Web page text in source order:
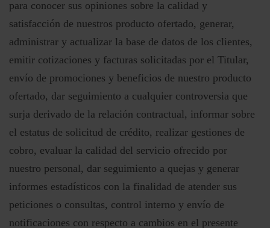
para conocer sus opiniones sobre la calidad y
satisfacción de nuestros producto ofertado, generar,
administrar y actualizar la base de datos de los clientes,
emitir cotizaciones y facturas solicitadas por el Titular,
envío de promociones y beneficios de nuestro producto
ofertado, dar seguimiento a cualquier controversia que
surja derivado de la relación contractual, informar sobre
el estatus de solicitud de crédito, realizar gestiones de
cobro, evaluar la calidad del servicio ofrecido por
nuestro personal, dar seguimiento a quejas y generar
informes estadísticos con la finalidad de atender sus
peticiones o consultas, control interno y envío de
notificaciones con respecto a cambios en el presente